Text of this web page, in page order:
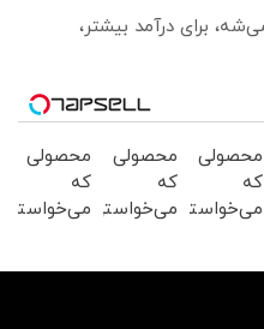
برای درآمد بیشتر،
محصولی
که
می‌خواستی
محصولی
که
می‌خواستی
محصولی
که
می‌خواستی